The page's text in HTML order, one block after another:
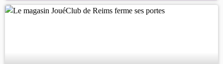
ardennaise est à l'arrêt. Une situation justifiée par la